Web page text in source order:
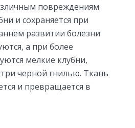
повреждениям
и сохраняется при
развитии болезни
а при более
мелкие клубни,
черной гнилью. Ткань
и превращается в